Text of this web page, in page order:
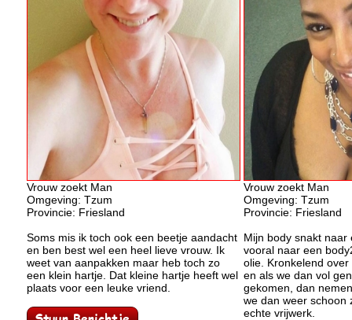
Vrouw zoekt Man
Omgeving: Tzum
Provincie: Friesland
Soms mis ik toch ook een beetje aandacht
en ben best wel een heel lieve vrouw. Ik
weet van aanpakken maar heb toch zo
een klein hartje. Dat kleine hartje heeft wel
plaats voor een leuke vriend.
Vrouw zoekt Man
Omgeving: Tzum
Provincie: Friesland
Mijn body snakt naar
vooral naar een
olie. Kronkelend
en als we dan vol
gekomen, dan
we dan weer schoon
echte vrijwerk.